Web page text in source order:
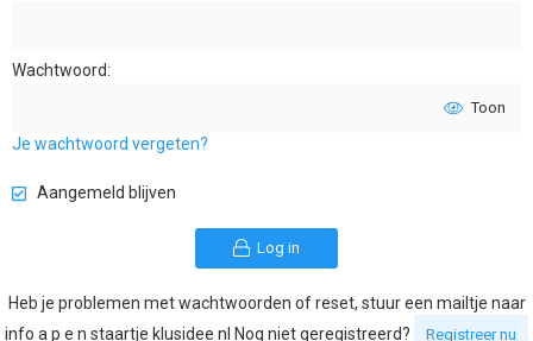
Wachtwoord
Toon
Je wachtwoord vergeten?
Aangemeld blijven
Log in
Heb je problemen met wachtwoorden of reset, stuur een mailtje naar
info a p e n staartje klusidee nl Nog niet geregistreerd?
Registreer nu